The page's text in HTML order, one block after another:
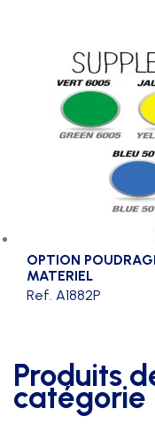
OPTION
MATERIEL
Ref. A1882P
Produits
catégorie